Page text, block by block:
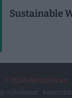
Sustainable
© 2026 Pénzcentrum
nyilatkozat kapcsolat